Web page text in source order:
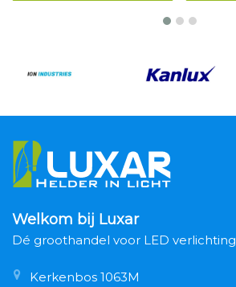
Welkom bij Luxar
Dé groothandel voor LED verlichting
Kerkenbos 1063M